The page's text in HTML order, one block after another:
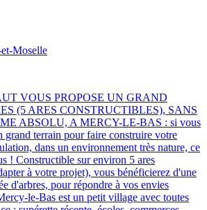
Moselle
VOUS PROPOSE UN GRAND
(5 ARES CONSTRUCTIBLES), SANS
ABSOLU, A MERCY-LE-BAS : si vous
grand terrain pour faire construire votre
dans un environnement très nature, ce
! Constructible sur environ 5 ares
à votre projet), vous bénéficierez d'une
d'arbres, pour répondre à vos envies
le-Bas est un petit village avec toutes